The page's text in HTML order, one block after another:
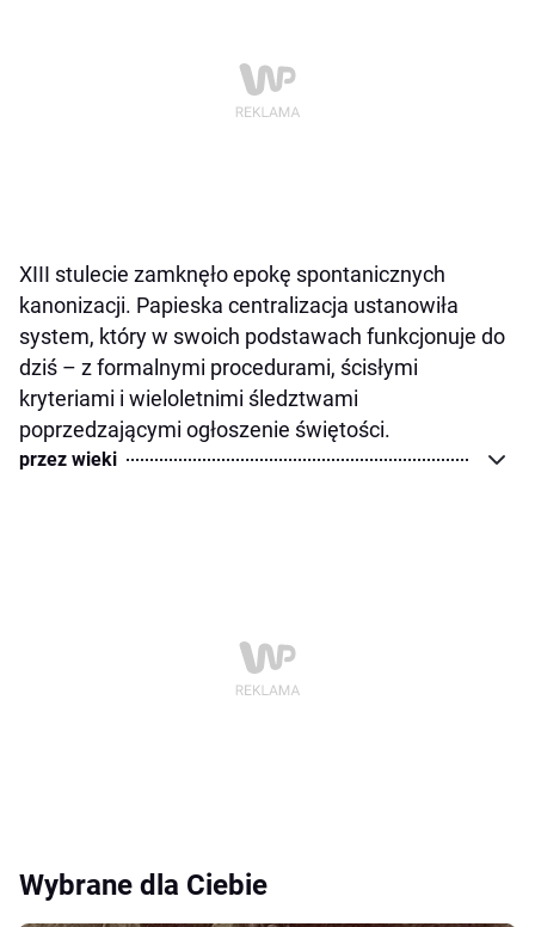
XIII stulecie zamknęło epokę spontanicznych
kanonizacji. Papieska centralizacja ustanowiła
system, który w swoich podstawach funkcjonuje do
dziś – z formalnymi procedurami, ścisłymi
kryteriami i wieloletnimi śledztwami
poprzedzającymi ogłoszenie świętości.
przez wieki
Wybrane dla Ciebie